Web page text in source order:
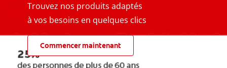
Trouvez nos produits adaptés
à vos besoins en quelques clics
Commencer maintenant